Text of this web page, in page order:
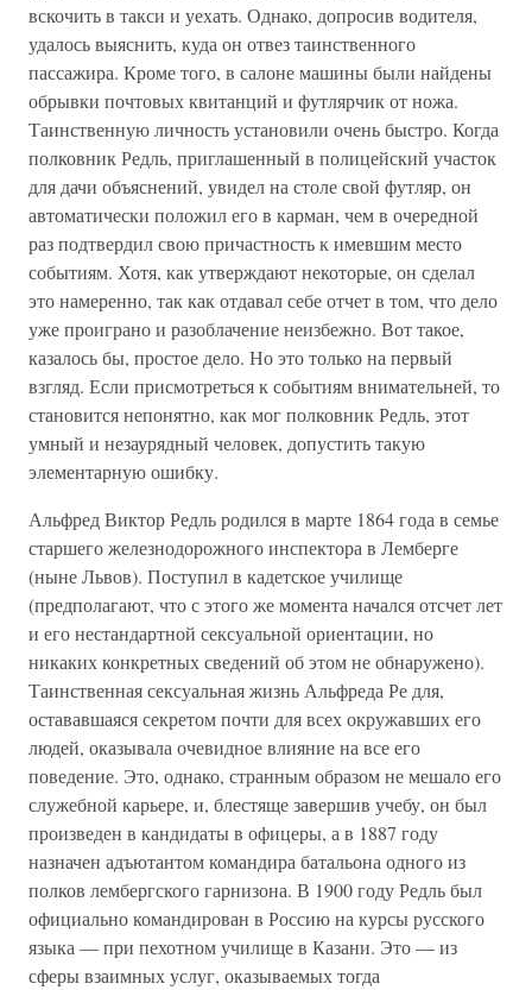
вскочить в такси и уехать. Однако, допросив водителя,
удалось выяснить, куда он отвез таинственного
пассажира. Кроме того, в салоне машины были найдены
обрывки почтовых квитанций и футлярчик от ножа.
Таинственную личность установили очень быстро. Когда
полковник Редль, приглашенный в полицейский участок
для дачи объяснений, увидел на столе свой футляр, он
автоматически положил его в карман, чем в очередной
раз подтвердил свою причастность к имевшим место
событиям. Хотя, как утверждают некоторые, он сделал
это намеренно, так как отдавал себе отчет в том, что дело
уже проиграно и разоблачение неизбежно. Вот такое,
казалось бы, простое дело. Но это только на первый
взгляд. Если присмотреться к событиям внимательней, то
становится непонятно, как мог полковник Редль, этот
умный и незаурядный человек, допустить такую
элементарную ошибку.
Альфред Виктор Редль родился в марте 1864 года в семье
старшего железнодорожного инспектора в Лемберге
(ныне Львов). Поступил в кадетское училище
(предполагают, что с этого же момента начался отсчет лет
и его нестандартной сексуальной ориентации, но
никаких конкретных сведений об этом не обнаружено).
Таинственная сексуальная жизнь Альфреда Ре для,
остававшаяся секретом почти для всех окружавших его
людей, оказывала очевидное влияние на все его
поведение. Это, однако, странным образом не мешало его
служебной карьере, и, блестяще завершив учебу, он был
произведен в кандидаты в офицеры, а в 1887 году
назначен адъютантом командира батальона одного из
полков лембергского гарнизона. В 1900 году Редль был
официально командирован в Россию на курсы русского
языка — при пехотном училище в Казани. Это — из
сферы взаимных услуг, оказываемых тогда